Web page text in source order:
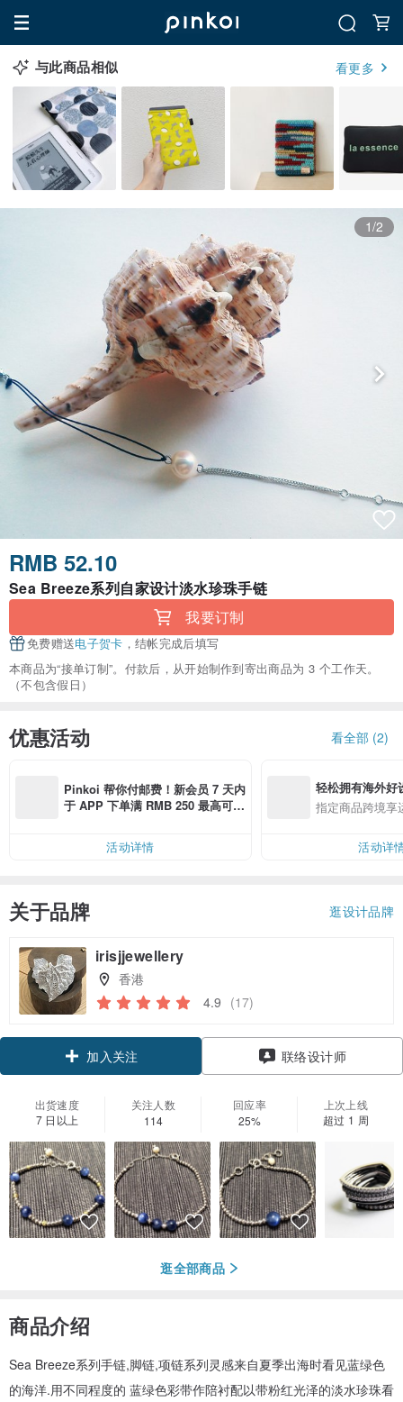
与此商品相似 看更多
1/2
RMB 52.10
Sea Breeze系列自家设计淡水珍珠手链
我要订制
免费赠送电子贺卡 ，结帐完成后填写
本商品为“接单订制”。付款后，从开始制作到寄出商品为 3 个工作天。
（不包含假日）
优惠活动 看全部 (2)
Pinkoi 帮你付邮费！新会员 7 天内
于 APP 下单满 RMB 250 最高可折
活动详情
轻松拥有海外好
指定商品跨境享
活动详
关于品牌 逛设计品牌
irisjjewellery
香港
4.9 (17)
加入关注 联络设计师
出货速度
7 日以上
关注人数
114
回应率
25%
上次上线
超过 1 周
逛全部商品
商品介绍
Sea Breeze系列手链,脚链,项链系列灵感来自夏季出海时看见蓝绿色
的海洋.用不同程度的 蓝绿色彩带作陪衬配以带粉红光泽的淡水珍珠看